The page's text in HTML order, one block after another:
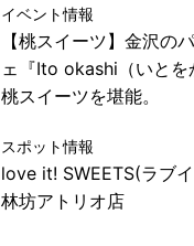
イベント情報
【桃スイーツ】金沢の
ェ『Ito okashi（いとを
桃スイーツを堪能。
スポット情報
love it! SWEETS(ラブ
林坊アトリオ店